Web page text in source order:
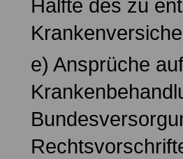
Hälfte des zu
e) Ansprüche